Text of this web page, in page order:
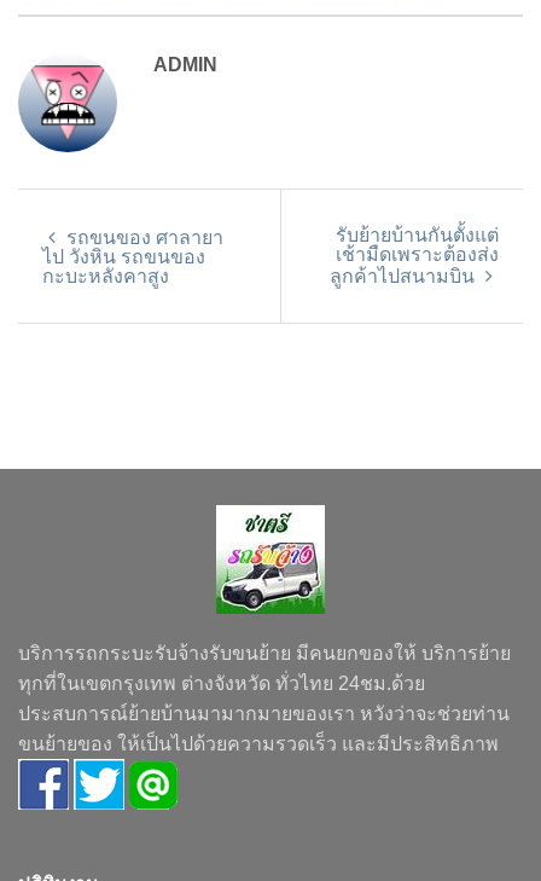
ADMIN
รถขนของ ศาลายา
ไป วังหิน รถขนของ
กะบะหลังคาสูง
รับย้ายบ้านกันตั้งแต่
เช้ามืดเพราะต้องส่ง
ลูกค้าไปสนามบิน
บริการรถกระบะรับจ้างรับขนย้าย มีคนยกของให้ บริการย้าย
ทุกที่ในเขตกรุงเทพ ต่างจังหวัด ทั่วไทย 24ชม.ด้วย
ประสบการณ์ย้ายบ้านมามากมายของเรา หวังว่าจะช่วยท่าน
ขนย้ายของ ให้เป็นไปด้วยความรวดเร็ว และมีประสิทธิภาพ